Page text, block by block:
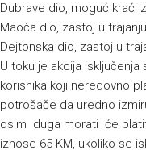
Dubrave dio, moguć kraći
Maoča dio, zastoj u
Dejtonska dio, zastoj u
U toku je akcija
korisnika koji neredovno
potrošače da uredno
osim duga morati će
iznose 65 KM, ukoliko se